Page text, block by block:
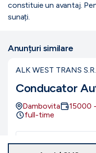
constituie un avantaj.
sunați.
Anunțuri similare
ALK WEST TRANS
Conducator
Dambovita 15000 -
full-time